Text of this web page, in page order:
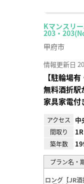
Kマンスリ
203・
甲府市
情報更新日
【駐輪場
無料酒折駅
家具家電付
アクセス 中
間取り 1R
築年数
プラン名・
ロング【JR酒